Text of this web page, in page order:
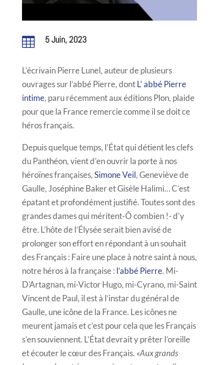
 5 Juin, 2023
L’écrivain Pierre Lunel, auteur de plusieurs
ouvrages sur l’abbé Pierre, dontL’ abbé Pierre
intime, paru récemment aux éditions Plon, plaide
pour que la France remercie comme il se doit ce
héros français.
Depuis quelque temps, l’État qui détient les clefs
du Panthéon, vient d’en ouvrir la porte à nos
héroïnes françaises,Simone Veil, Geneviève de
Gaulle, Joséphine Baker et Gisèle Halimi… C’est
épatant et profondément justifié. Toutes sont des
grandes dames qui méritent-Ô combien !- d’y
être. L’hôte de l’Élysée serait bien avisé de
prolonger son effort en répondant à un souhait
des Français : Faire une place à notre saint à nous,
notre héros à la française : l’abbé Pierre. Mi-
D’Artagnan, mi-Victor Hugo, mi-Cyrano, mi-Saint
Vincent de Paul, il est à l’instar du général de
Gaulle, une icône de la France. Les icônes ne
meurent jamais et c’est pour cela que les Français
s’en souviennent. L’État devrait y prêter l’oreille
et écouter le cœur des Français. «Aux grands